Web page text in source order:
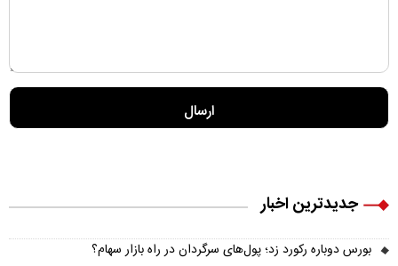
جدیدترین اخبار
بورس دوباره رکورد زد؛ پول‌های سرگردان در راه بازار سهام؟